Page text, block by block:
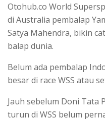
Otohub.co World
di Australia pembalap
Satya Mahendra, bikin
balap dunia.
Belum ada pembalap
besar di race WSS atau
Jauh sebelum Doni Tata
turun di WSS belum